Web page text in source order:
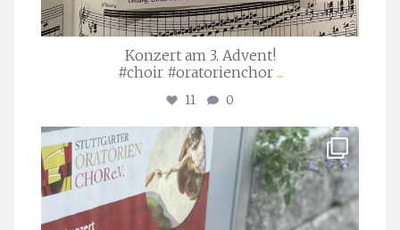
Konzert am 3. Advent!
#choir #oratorienchor ...
11 0
stuttgarter_oratorienchor
Juli 23